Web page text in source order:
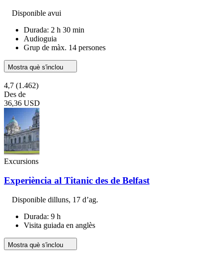
Disponible avui
Durada: 2 h 30 min
Audioguia
Grup de màx. 14 persones
Mostra què s'inclou
4,7 (1.462)
Des de
36,36 USD
Excursions
Experiència al Titanic des de Belfast
Disponible dilluns, 17 d’ag.
Durada: 9 h
Visita guiada en anglès
Mostra què s'inclou